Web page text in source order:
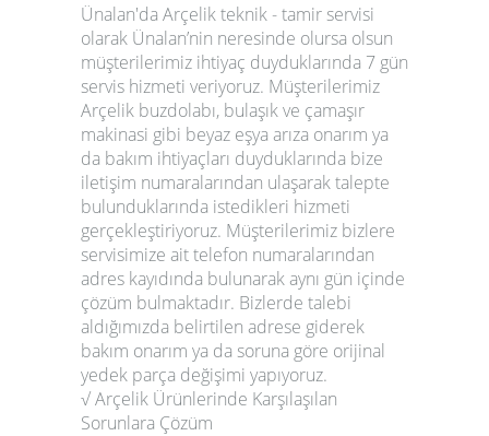
Ünalan'da Arçelik teknik - tamir servisi
olarak Ünalan’nin neresinde olursa olsun
müşterilerimiz ihtiyaç duyduklarında 7 gün
servis hizmeti veriyoruz. Müşterilerimiz
Arçelik buzdolabı, bulaşık ve çamaşır
makinasi gibi beyaz eşya arıza onarım ya
da bakım ihtiyaçları duyduklarında bize
iletişim numaralarından ulaşarak talepte
bulunduklarında istedikleri hizmeti
gerçekleştiriyoruz. Müşterilerimiz bizlere
servisimize ait telefon numaralarından
adres kayıdında bulunarak aynı gün içinde
çözüm bulmaktadır. Bizlerde talebi
aldığımızda belirtilen adrese giderek
bakım onarım ya da soruna göre orijinal
yedek parça değişimi yapıyoruz.
√ Arçelik Ürünlerinde Karşılaşılan
Sorunlara Çözüm